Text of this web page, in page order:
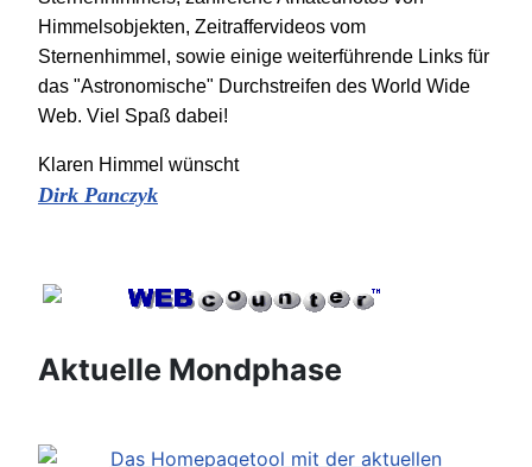
Himmelsobjekten, Zeitraffervideos vom
Sternenhimmel, sowie einige weiterführende Links für
das "Astronomische" Durchstreifen des World Wide
Web. Viel Spaß dabei!
Klaren Himmel wünscht
Dirk Panczyk
Aktuelle Mondphase